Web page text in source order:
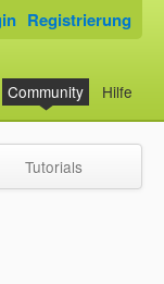
Community Hilfe
Registrierung
Tutorials